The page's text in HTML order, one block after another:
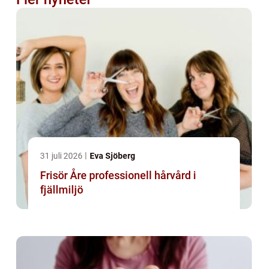
31 juli 2026 Eva Sjöberg
Frisör Åre professionell hårvård i
fjällmiljö